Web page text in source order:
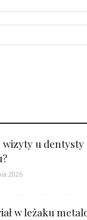
u dentysty
2026
w leżaku